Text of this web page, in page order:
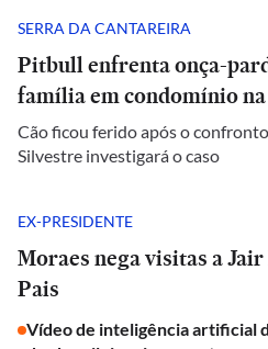
SERRA DA CANTAREIRA
Pitbull enfrenta onça-
família em condomínio
Cão ficou ferido após o
Silvestre investigará o caso
EX-PRESIDENTE
Moraes nega visitas a
Pais
Vídeo de inteligência artificial